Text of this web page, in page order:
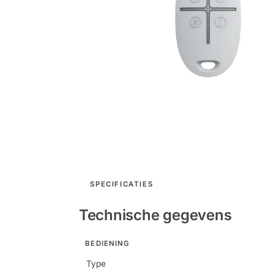
SPECIFICATIES
Technische gegevens
BEDIENING
Type